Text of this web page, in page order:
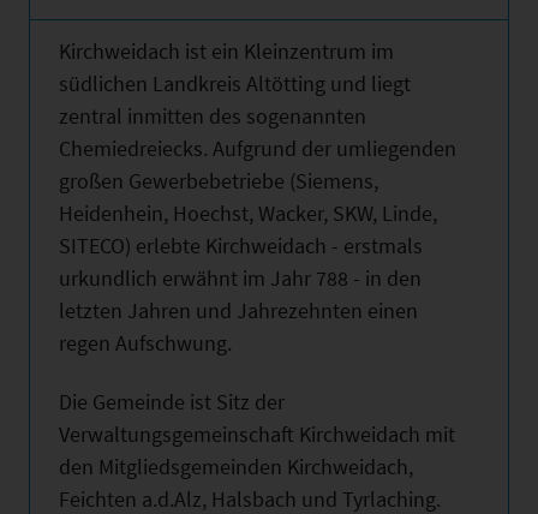
Kirchweidach ist ein Kleinzentrum im
südlichen Landkreis Altötting und liegt
zentral inmitten des sogenannten
Chemiedreiecks. Aufgrund der umliegenden
großen Gewerbebetriebe (Siemens,
Heidenhein, Hoechst, Wacker, SKW, Linde,
SITECO) erlebte Kirchweidach - erstmals
urkundlich erwähnt im Jahr 788 - in den
letzten Jahren und Jahrezehnten einen
regen Aufschwung.
Die Gemeinde ist Sitz der
Verwaltungsgemeinschaft Kirchweidach mit
den Mitgliedsgemeinden Kirchweidach,
Feichten a.d.Alz, Halsbach und Tyrlaching.